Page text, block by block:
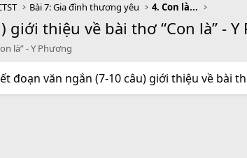
Bài 7: Gia đình thương yêu 4. Con là...
giới thiệu về bài thơ “Con là” - Y
là” - Y Phương
đoạn văn ngắn (7-10 câu) giới thiệu về bài